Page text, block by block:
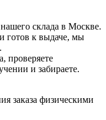
склада в Москве.
готов к выдаче, мы
проверяете
и забираете.
заказа физическими